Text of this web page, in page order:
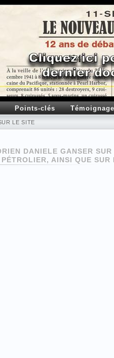
Points-clés
LE SITE
DANIELE GANSER
AINSI QUE SUR